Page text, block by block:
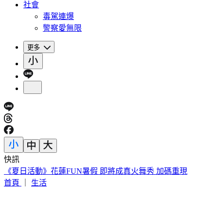
社會
毒駕連爆
警察愛無限
更多
快訊
印度女與兄大吵後暴走！ 竟朝9月大姪子嘴裡「猛灌強力
膠」